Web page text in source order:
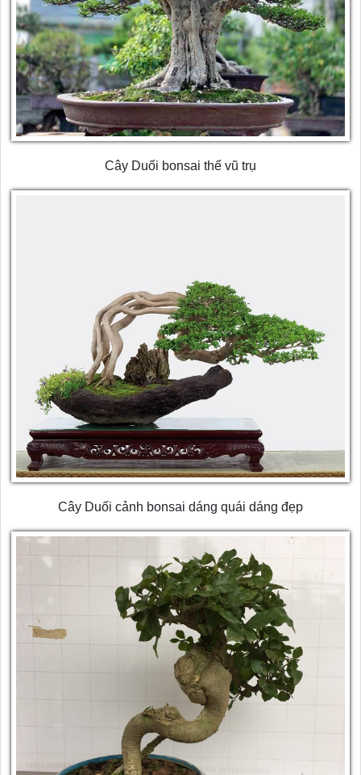
Cây Duối bonsai thế vũ trụ
Cây Duối cảnh bonsai dáng quái dáng đẹp